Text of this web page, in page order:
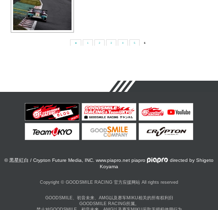
◄ 1 2 3 4 5 6
© 黒星紅白 / Crypton Future Media, INC. www.piapro.net piapro
directed by Shigeto
Koyama
Copyright © GOODSMILE RACING 官方应援网站 All rights reserved
GOODSMILE、初音未来、AMG以及赛车MIKU相关的所有权利归
GOODSMILE RACING所属。